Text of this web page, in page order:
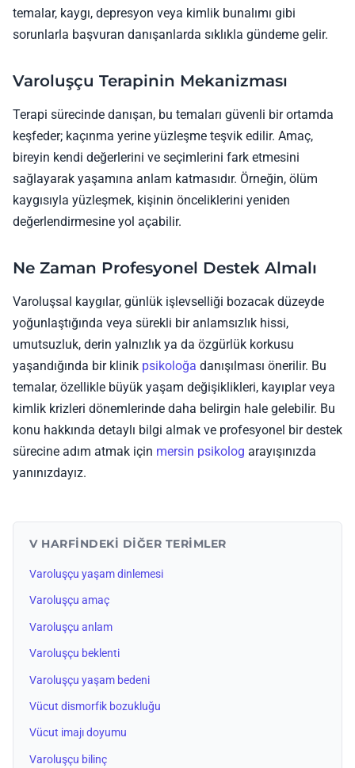
temalar, kaygı, depresyon veya kimlik bunalımı gibi
sorunlarla başvuran danışanlarda sıklıkla gündeme gelir.
Varoluşçu Terapinin Mekanizması
Terapi sürecinde danışan, bu temaları güvenli bir ortamda
keşfeder; kaçınma yerine yüzleşme teşvik edilir. Amaç,
bireyin kendi değerlerini ve seçimlerini fark etmesini
sağlayarak yaşamına anlam katmasıdır. Örneğin, ölüm
kaygısıyla yüzleşmek, kişinin önceliklerini yeniden
değerlendirmesine yol açabilir.
Ne Zaman Profesyonel Destek Almalı
Varoluşsal kaygılar, günlük işlevselliği bozacak düzeyde
yoğunlaştığında veya sürekli bir anlamsızlık hissi,
umutsuzluk, derin yalnızlık ya da özgürlük korkusu
yaşandığında bir klinik psikoloğa danışılması önerilir. Bu
temalar, özellikle büyük yaşam değişiklikleri, kayıplar veya
kimlik krizleri dönemlerinde daha belirgin hale gelebilir. Bu
konu hakkında detaylı bilgi almak ve profesyonel bir destek
sürecine adım atmak için mersin psikolog arayışınızda
yanınızdayız.
V HARFINDEKI DIĞER TERIMLER
Varoluşçu yaşam dinlemesi
Varoluşçu amaç
Varoluşçu anlam
Varoluşçu beklenti
Varoluşçu yaşam bedeni
Vücut dismorfik bozukluğu
Vücut imajı doyumu
Varoluşçu bilinç